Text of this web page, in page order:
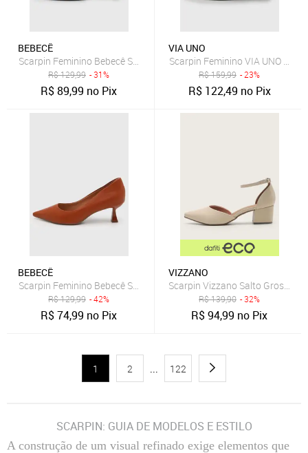
BEBECÊ
Scarpin Feminino Bebecê Salto Médio Texturizado Bege
R$129,99 - 31%
R$89,99 no Pix
VIA UNO
Scarpin Feminino VIA UNO
R$159,99 - 23%
R$ 122,49 no Pix
BEBECÊ
Scarpin Feminino Bebecê Salto Quadrado Bico Fino Caramelo
R$129,99 - 42%
R$74,99 no Pix
VIZZANO
Scarpin Vizzano Salto Grosso
R$139,90 - 32%
R$94,99 no Pix
1 2 ... 122
SCARPIN: GUIA DE MODELOS E ESTILO
A construção de um visual refinado exige elementos que